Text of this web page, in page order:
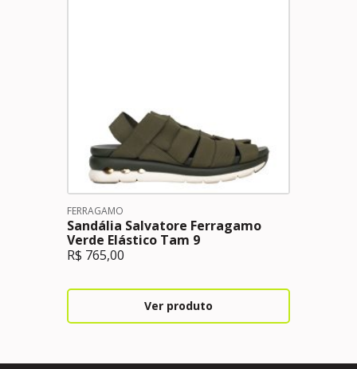
FERRAGAMO
Sandália Salvatore Ferragamo
Verde Elástico Tam 9
R$ 765,00
Ver produto